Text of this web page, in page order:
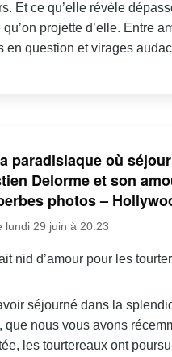
Et ce qu’elle révèle
qu’on projette d’elle. Entre
en question et virages
paradisiaque où
Delorme et son
photos –
lundi 29 juin à 20:23
nid d’amour pour les
séjourné dans la
que nous vous avons
les tourtereaux ont